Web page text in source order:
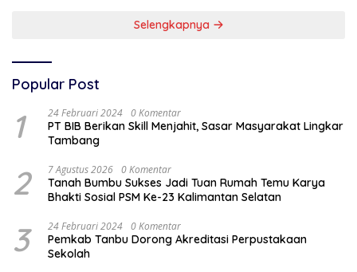
Selengkapnya
Popular Post
1 24 Februari 2024 0 Komentar
PT BIB Berikan Skill Menjahit, Sasar Masyarakat Lingkar
Tambang
2 7 Agustus 2026 0 Komentar
Tanah Bumbu Sukses Jadi Tuan Rumah Temu Karya
Bhakti Sosial PSM Ke-23 Kalimantan Selatan
3 24 Februari 2024 0 Komentar
Pemkab Tanbu Dorong Akreditasi Perpustakaan
Sekolah